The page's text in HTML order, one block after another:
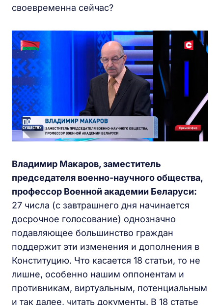
своевременна сейчас?
Владимир Макаров, заместитель
председателя военно-научного общества,
профессор Военной академии Беларуси:
27 числа (с завтрашнего дня начинается
досрочное голосование) однозначно
подавляющее большинство граждан
поддержит эти изменения и дополнения в
Конституцию. Что касается 18 статьи, то не
лишне, особенно нашим оппонентам и
противникам, виртуальным, потенциальным
и так далее, читать документы. В 18 статье